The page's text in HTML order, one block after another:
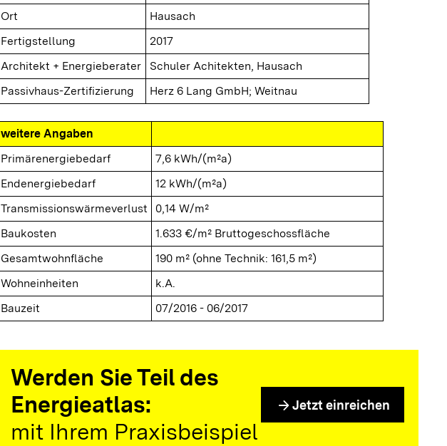
Ort
Hausach
Fertigstellung
2017
Architekt + Energieberater
Schuler Achitekten, Hausach
Passivhaus-Zertifizierung
Herz 6 Lang GmbH; Weitnau
weitere Angaben
Primärenergiebedarf
7,6 kWh/(m²a)
Endenergiebedarf
12 kWh/(m²a)
Transmissionswärmeverlust
0,14 W/m²
Baukosten
1.633 €/m² Bruttogeschossfläche
Gesamtwohnfläche
190 m² (ohne Technik: 161,5 m²)
Wohneinheiten
k.A.
Bauzeit
07/2016 - 06/2017
Werden Sie Teil des
Energieatlas:
mit Ihrem Praxisbeispiel
arrow_forward Jetzt einreichen